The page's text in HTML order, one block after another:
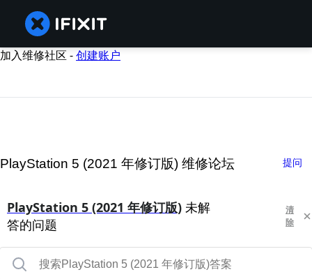
加入维修社区 -创建账户
PlayStation 5 (2021 年修订版) 维修论坛 提问
PlayStation 5 (2021 年修订版) 未解
答的问题
清
除